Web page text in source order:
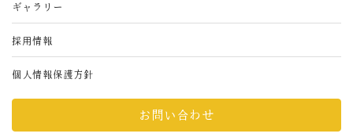
ギャラリー
採用情報
個人情報保護方針
お問い合わせ